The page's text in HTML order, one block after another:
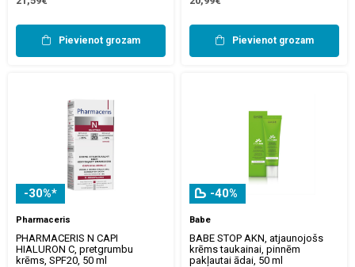
Pievienot grozam Pievienot grozam
-30%*
Pharmaceris
PHARMACERIS N CAPI
HIALURON C, pretgrumbu
krēms, SPF20, 50 ml
-40%
Babe
BABE STOP AKN, atjaunojošs
krēms taukainai, pinnēm
pakļautai ādai, 50 ml